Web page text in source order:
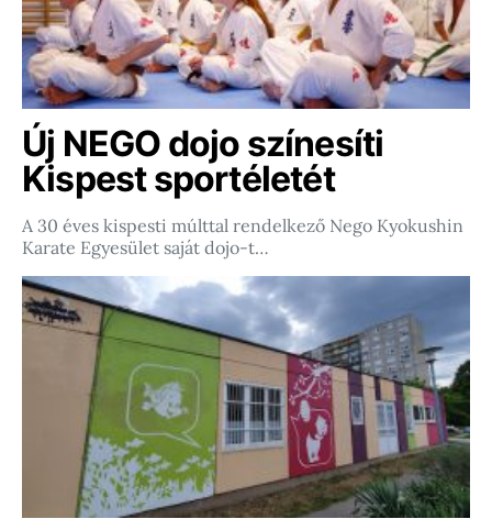
Új NEGO dojo színesíti
Kispest sportéletét
A 30 éves kispesti múlttal rendelkező Nego Kyokushin
Karate Egyesület saját dojo-t…